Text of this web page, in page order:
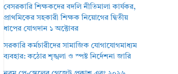
বেসরকারি শিক্ষকদের বদলি নীতিমালা কার্যকর,
প্রাথমিকের সহকারী শিক্ষক নিয়োগের দ্বিতীয়
ধাপের যোগদান ১ অক্টোবর
সরকারি কর্মচারীদের সামাজিক যোগাযোগমাধ্যম
ব্যবহার: কঠোর শৃঙ্খলা ও স্পষ্ট নির্দেশনা জারি